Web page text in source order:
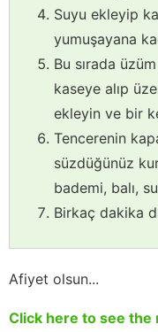
Suyu ekleyip
yumuşayana
Bu sırada
kaseye alıp
ekleyin ve bir
Tencerenin
süzdüğünüz
bademi, balı,
Birkaç dakika
Afiyet olsun...
Click here to see the